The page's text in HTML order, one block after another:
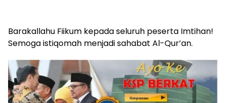
Barakallahu Fiikum kepada seluruh peserta Imtihan!
Semoga istiqomah menjadi sahabat Al-Qur’an.